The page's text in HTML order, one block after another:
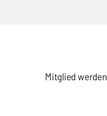
Mitglied werden